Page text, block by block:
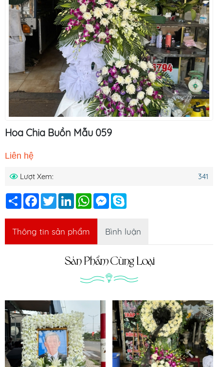
Hoa Chia Buồn Mẫu 059
Liên hệ
Lượt Xem: 341
Chia
sẻ
Facebook
TwitterLinkedInWhatsAppMessenger
Thông tin sản phẩm Bình luận
Sản Phẩm Cùng Loại